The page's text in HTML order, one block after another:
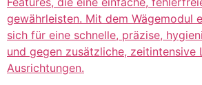
gewährleisten. Mit dem Wägemodul
sich für eine schnelle, präzise,
und gegen zusätzliche, zeitintensive
Ausrichtungen.